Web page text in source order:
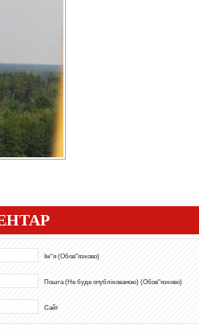
Ім"я (Обов"язково)
Пошта (Не буде опублікованою) (Обов"язково)
Сайт